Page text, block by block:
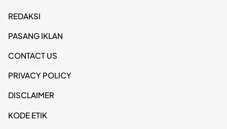
REDAKSI
PASANG IKLAN
CONTACT US
PRIVACY POLICY
DISCLAIMER
KODE ETIK